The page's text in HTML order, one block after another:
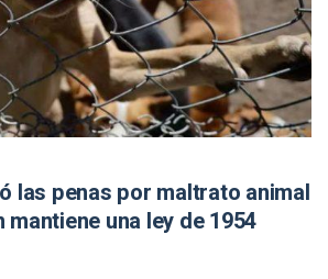
las penas por maltrato animal
una ley de 1954